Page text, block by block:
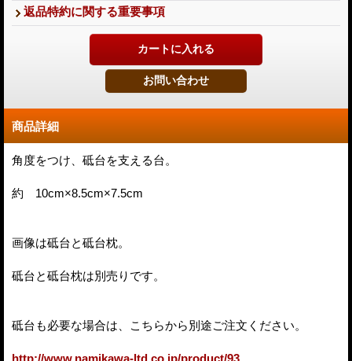
返品特約に関する重要事項
商品詳細
角度をつけ、砥台を支える台。
約 10cm×8.5cm×7.5cm
画像は砥台と砥台枕。
砥台と砥台枕は別売りです。
砥台も必要な場合は、こちらから別途ご注文ください。
http://www.namikawa-ltd.co.jp/product/93